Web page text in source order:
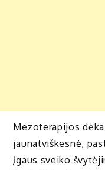
Mezoterapijos
jaunatviškesnė,
įgaus sveiko